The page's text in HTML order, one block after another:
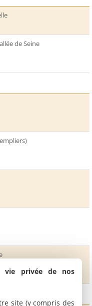
de Seine
vie privée de nos
site (y compris des